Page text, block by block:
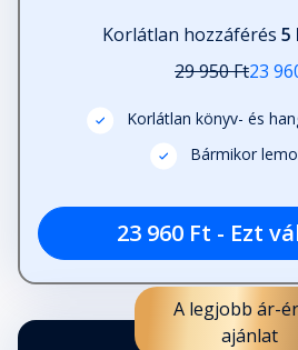
Korlátlan hozzáférés 5
29 950 Ft23
Korlátlan könyv- és
Bármikor
23 960 Ft - Ezt
A legjobb ár-
ajánlat